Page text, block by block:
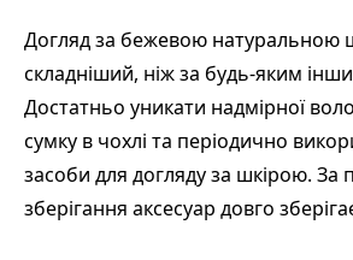
Догляд за бежевою натуральною
складніший, ніж за будь-яким
Достатньо уникати надмірної
сумку в чохлі та періодично
засоби для догляду за шкірою. За
зберігання аксесуар довго